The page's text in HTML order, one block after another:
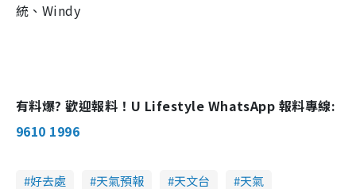
統、Windy
有料爆? 歡迎報料！U Lifestyle WhatsApp 報料專線:
9610 1996
好去處 天氣預報 天文台 天氣